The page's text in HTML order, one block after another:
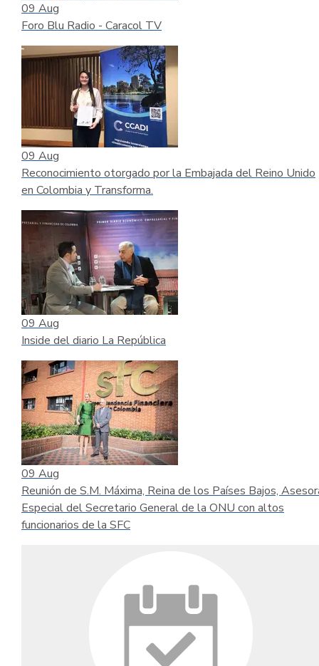
09 Aug
Foro Blu Radio - Caracol TV
09 Aug
Reconocimiento otorgado por la Embajada del Reino Unido
en Colombia y Transforma.
09 Aug
Inside del diario La República
09 Aug
Reunión de S.M. Máxima, Reina de los Países Bajos,
Especial del Secretario General de la ONU con altos
funcionarios de la SFC